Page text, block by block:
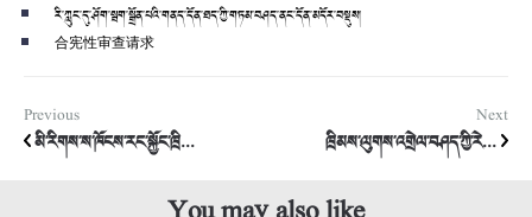
རི་ཀླུང་དུ་ཤོག་སྦག་སྒྲོན་པའི་གནད་དོན་ཐད་ཀྱི་གཏམ་བཤད་ནང་དོན་མདོར་བསྡུས།
合宪性审查请求
Previous
མི་རིགས་ས་ཁོངས་རང་སྐྱོང་ཁྲི...
Next
ཁྲིམས་ལུགས་འགྲེལ་བཤད་ཀྱི་རེ...